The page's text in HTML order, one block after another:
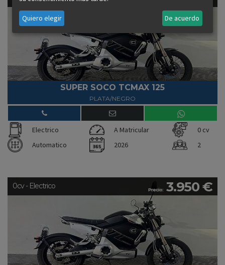
SUPER SOCO TCMAX 125
PLATA/NEGRO
Electrico A Matricular
0 cv
Automatico
2026 2
Precio: 3.950 €
0cv - Electrico
Quiero elegir De acuerdo